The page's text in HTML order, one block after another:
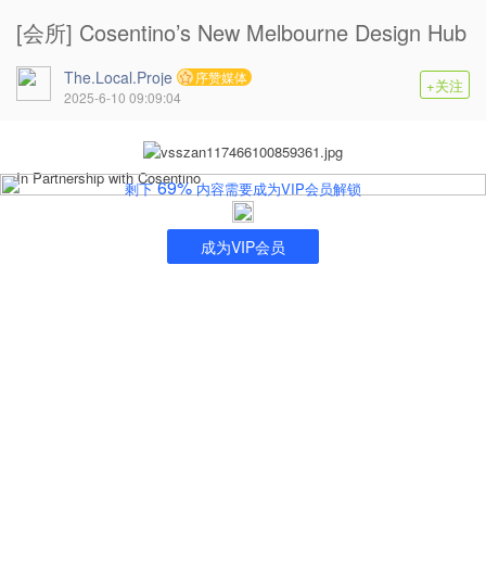
[会所] Cosentino’s New Melbourne Design Hub
The.Local.Proje
序赞媒体
2025-6-10 09:09:04
+关注
In Partnership with Cosentino
剩下69%内容需要成为VIP会员解锁
成为VIP会员